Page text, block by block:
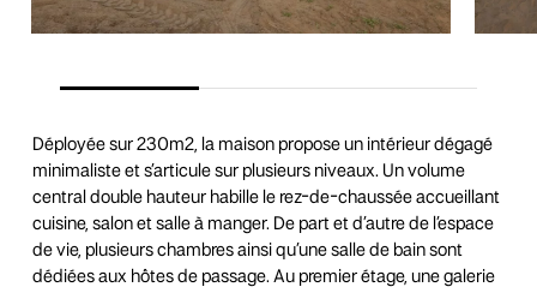
Déployée sur 230m2, la maison propose un intérieur dégagé
minimaliste et s’articule sur plusieurs niveaux. Un volume
central double hauteur habille le rez-de-chaussée accueillant
cuisine, salon et salle à manger. De part et d’autre de l’espace
de vie, plusieurs chambres ainsi qu’une salle de bain sont
dédiées aux hôtes de passage. Au premier étage, une galerie